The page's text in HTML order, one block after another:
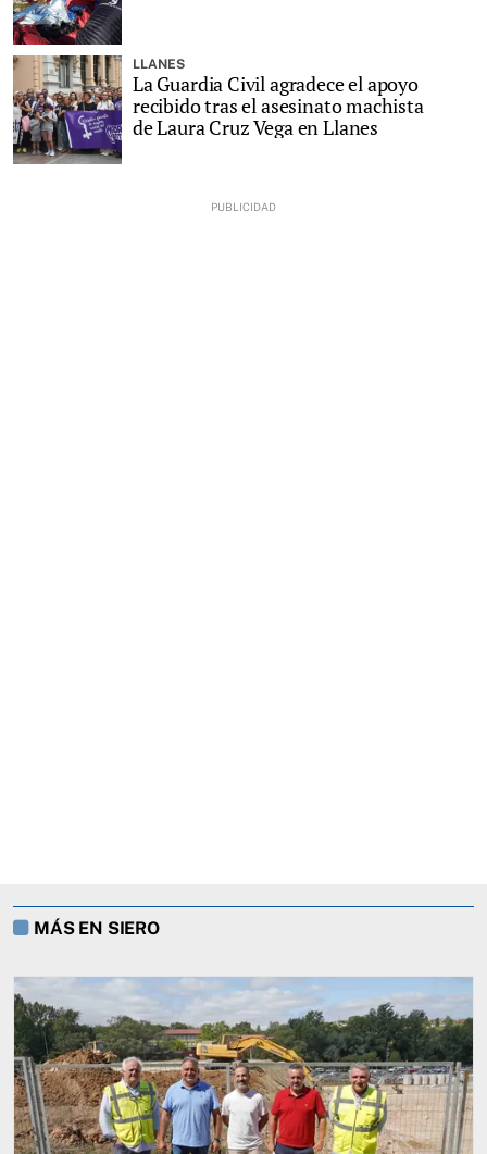
LLANES
La Guardia Civil agradece el apoyo
recibido tras el asesinato machista
de Laura Cruz Vega en Llanes
MÁS EN SIERO